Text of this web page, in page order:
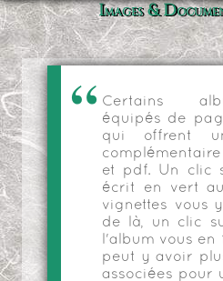
Images &
Certains
équipés de
qui offrent
et pdf. Un clic
écrit en vert
vignettes vous
de là, un clic
l'album vous en
peut y avoir
associées pour